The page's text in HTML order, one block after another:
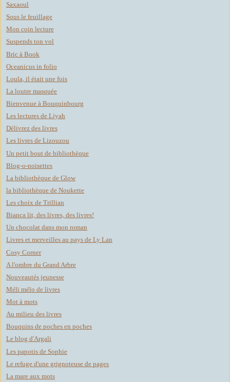
Saxaoul
Sous le feuillage
Mon coin lecture
Suspends ton vol
Bric à Book
Oceanicus in folio
Loula, il était une fois
La loutre masquée
Bienvenue à Bouquinbourg
Les lectures de Liyah
Délivrez des livres
Les livres de Lizouzou
Un petit bout de bibliothèque
Blog-o-noisettes
La bibliothèque de Glow
la bibliothèque de Noukette
Les choix de Trillian
Bianca lit, des livres, des livres!
Un chocolat dans mon roman
Livres et merveilles au pays de Ly Lan
Cosy Corner
A l'ombre du Grand Arbre
Nouveautés jeunesse
Méli mélo de livres
Mot à mots
Au milieu des livres
Bouquins de poches en poches
Le blog d'Argali
Les papotis de Sophie
Le refuge d'une grignoteuse de pages
La mare aux mots